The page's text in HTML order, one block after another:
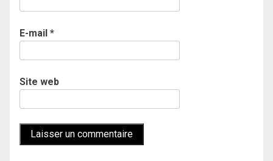
E-mail *
Site web